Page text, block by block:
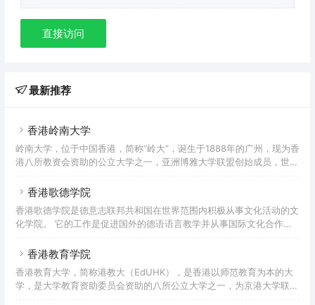
直接访问
最新推荐
香港岭南大学
岭南大学，位于中国香港，简称“岭大”，诞生于1888年的广州，现为香
港八所教资会资助的公立大学之一，亚洲博雅大学联盟创始成员，世界
国际高等商学院协会（AACSB）认证会员。岭大奉行博雅教育理念，
文学科、工商及管理学科、社会科学学术研究，并发展以博雅教育理念
为基础的一流本科教育，课程注重跨学科研习和课外实践，并刻意缩小
香港歌德学院
香港歌德学院是德意志联邦共和国在世界范围内积极从事文化活动的文
化学院。 它的工作是促进国外的德语语言教学并从事国际文化合作。
展现一个丰富多彩的德国。建立于1951年的歌德学院发展迅速，已遍
布78个国家和地区，共有分支机构144个，其中国外分支机构128家。
50多年以来，通过歌德学院、歌德中心、阅览室、考试中心和语言学
习中心组成的网络，它一直在全球从事着以对外文化及教育交流为中心
香港教育学院
香港教育大学，简称港教大（EdUHK），是香港以师范教育为本的大
学，是大学教育资助委员会资助的八所公立大学之一，为京港大学联